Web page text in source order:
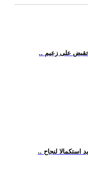
تقبض على زعيم
استكمالا لنجاح